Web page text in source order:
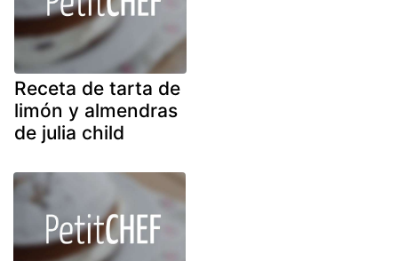
Receta de tarta de
limón y almendras
de julia child